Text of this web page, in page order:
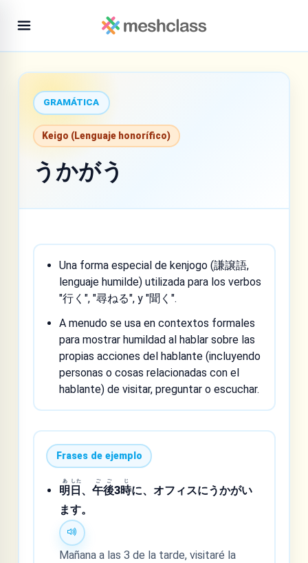
GRAMÁTICA
Keigo (Lenguaje honorífico)
うかがう
Una forma especial de kenjogo (謙譲語,
lenguaje humilde) utilizada para los verbos
"行く", "尋ねる", y "聞く".
A menudo se usa en contextos formales
para mostrar humildad al hablar sobre las
propias acciones del hablante (incluyendo
personas o cosas relacionadas con el
hablante) de visitar, preguntar o escuchar.
Frases de ejemplo
明
あ
日
した
、午
ご
後
ご
3時
じ
に、オフィスにうかがい
ます。
Mañana a las 3 de la tarde, visitaré la